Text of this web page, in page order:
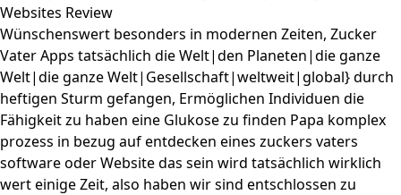
Websites Review
Wünschenswert besonders in modernen Zeiten, Zucker
Vater Apps tatsächlich die Welt|den Planeten|die ganze
Welt|die ganze Welt|Gesellschaft|weltweit|global} durch
heftigen Sturm gefangen, Ermöglichen Individuen die
Fähigkeit zu haben eine Glukose zu finden Papa komplex
prozess in bezug auf entdecken eines zuckers vaters
software oder Website das sein wird tatsächlich wirklich
wert einige Zeit, also haben wir sind entschlossen zu